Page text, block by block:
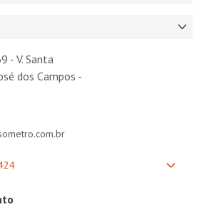
- V. Santa
dos Campos -